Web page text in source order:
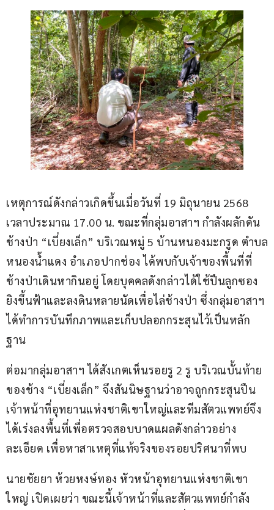
เหตุการณ์ดังกล่าวเกิดขึ้นเมื่อวันที่ 19 มิถุนายน 2568
เวลาประมาณ 17.00 น. ขณะที่กลุ่มอาสาฯ กำลังผลักดัน
ช้างป่า “เบี่ยงเล็ก” บริเวณหมู่ 5 บ้านหนองมะกรูด ตำบล
หนองน้ำแดง อำเภอปากช่อง ได้พบกับเจ้าของพื้นที่ที่
ช้างป่าเดินหากินอยู่ โดยบุคคลดังกล่าวได้ใช้ปืนลูกซอง
ยิงขึ้นฟ้าและลงดินหลายนัดเพื่อไล่ช้างป่า ซึ่งกลุ่มอาสาฯ
ได้ทำการบันทึกภาพและเก็บปลอกกระสุนไว้เป็นหลัก
ฐาน
ต่อมากลุ่มอาสาฯ ได้สังเกตเห็นรอยรู 2 รู บริเวณบั้นท้าย
ของช้าง “เบี่ยงเล็ก” จึงสันนิษฐานว่าอาจถูกกระสุนปืน
เจ้าหน้าที่อุทยานแห่งชาติเขาใหญ่และทีมสัตวแพทย์จึง
ได้เร่งลงพื้นที่เพื่อตรวจสอบบาดแผลดังกล่าวอย่าง
ละเอียด เพื่อหาสาเหตุที่แท้จริงของรอยปริศนาที่พบ
นายชัยยา ห้วยหงษ์ทอง หัวหน้าอุทยานแห่งชาติเขา
ใหญ่ เปิดเผยว่า ขณะนี้เจ้าหน้าที่และสัตวแพทย์กำลัง